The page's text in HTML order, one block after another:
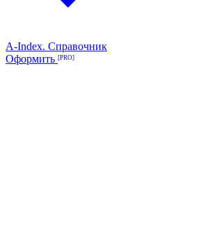
A-Index. Справочник
Оформить [PRO]